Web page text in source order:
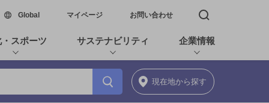
Global新しいウィンドウで開く
マイページ お問い合わせ 検索窓を開く
スポーツ サステナビリティ 企業情報
現在地から探す